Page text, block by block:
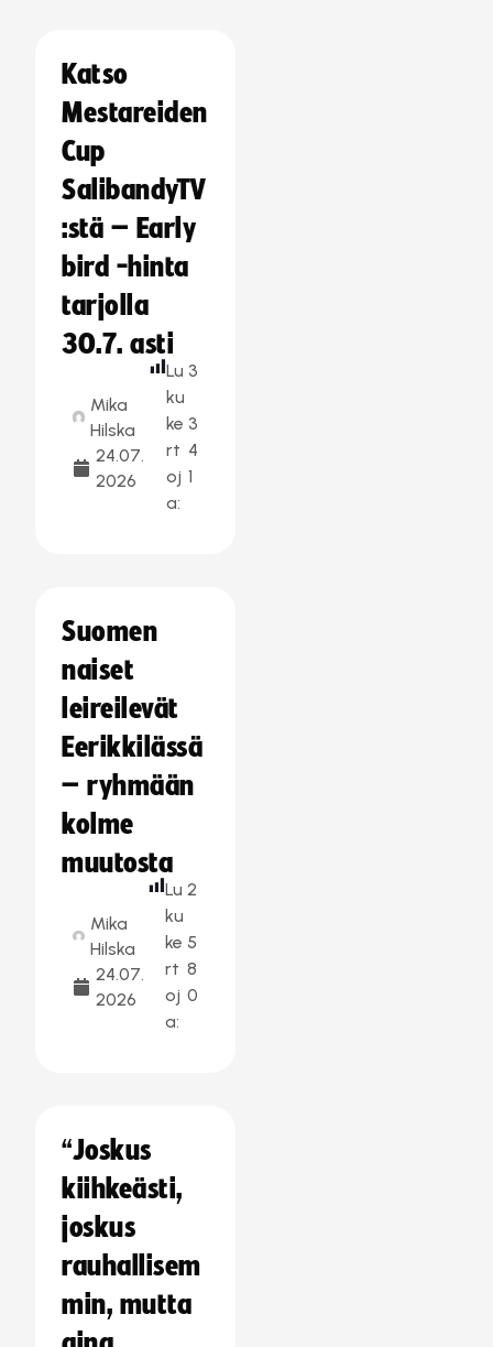
Katso
Mestareiden
Cup
SalibandyTV
:stä – Early
bird -hinta
tarjolla
30.7. asti
Mika
Hilska
24.07.
2026
Lu
ku
ke
rt
oj
a:
3
3
4
1
Suomen
naiset
leireilevät
Eerikkilässä
– ryhmään
kolme
muutosta
Mika
Hilska
24.07.
2026
Lu
ku
ke
rt
oj
a:
2
5
8
0
“Joskus
kiihkeästi,
joskus
rauhallisem
min, mutta